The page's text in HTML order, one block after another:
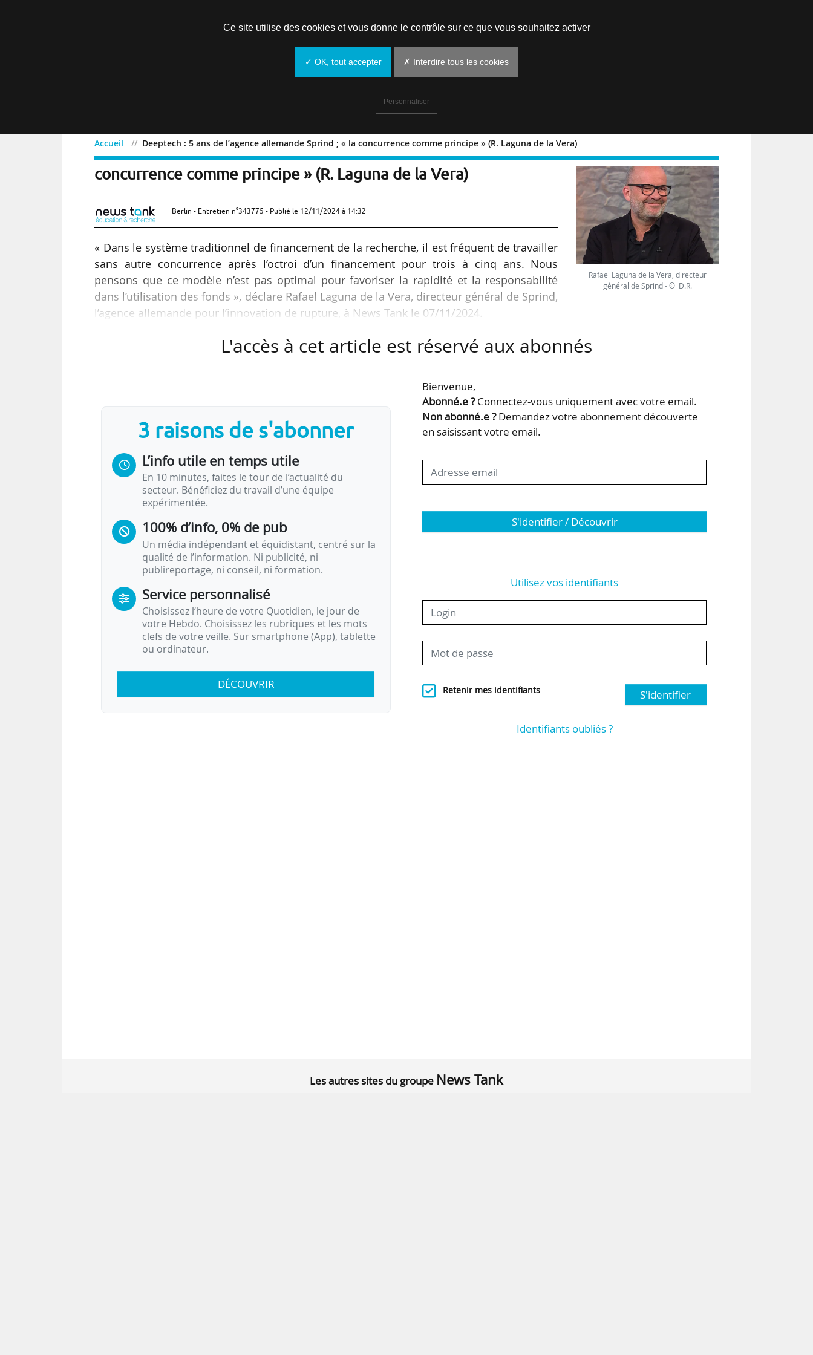
Accueil Deeptech : 5 ans de l’agence allemande Sprind ; « la concurrence comme principe » (R. Laguna de la Vera)
Exclusif
Deeptech : 5 ans de l’agence allemande Sprind ; « la
concurrence comme principe » (R. Laguna de la Vera)
Berlin - Entretien n°343775 - Publié le 12/11/2024 à 14:32
« Dans le système traditionnel de financement de la recherche, il est fréquent de travailler
sans autre concurrence après l’octroi d’un financement pour trois à cinq ans. Nous
pensons que ce modèle n’est pas optimal pour favoriser la rapidité et la responsabilité
dans l’utilisation des fonds », déclare Rafael Laguna de la Vera, directeur général de Sprind,
l’agence allemande pour l’innovation de rupture, à News Tank le 07/11/2024.
Initiée en 2019, l’agence, qui a fêté ses cinq ans début octobre, a ainsi pensé son action
continue : « après chaque phase, nous évaluons quelles équipes ont le mieux progressé,
Rafael Laguna de la Vera, directeur
général de Sprind - © D.R.
L'accès à cet article est réservé aux abonnés
3 raisons de s'abonner
L’info utile en temps utile
En 10 minutes, faites le tour de l’actualité du
secteur. Bénéficiez du travail d’une équipe
expérimentée.
100% d’info, 0% de pub
Un média indépendant et équidistant, centré sur la
qualité de l’information. Ni publicité, ni
publireportage, ni conseil, ni formation.
Service personnalisé
Choisissez l‘heure de votre Quotidien, le jour de
votre Hebdo. Choisissez les rubriques et les mots
clefs de votre veille. Sur smartphone (App), tablette
ou ordinateur.
DÉCOUVRIR
Bienvenue,
Abonné.e ?Connectez-vous uniquement avec votre email.
Non abonné.e ?Demandez votre abonnement découverte
en saisissant votre email.
S'identifier / Découvrir
Utilisez vos identifiants
Retenir mes identifiants S'identifier
Identifiants oubliés ?
Les autres sites du groupe News Tank
Ce site utilise des cookies et vous donne le contrôle sur ce que vous souhaitez activer
✓ OK, tout accepter ✗ Interdire tous les cookies
Personnaliser